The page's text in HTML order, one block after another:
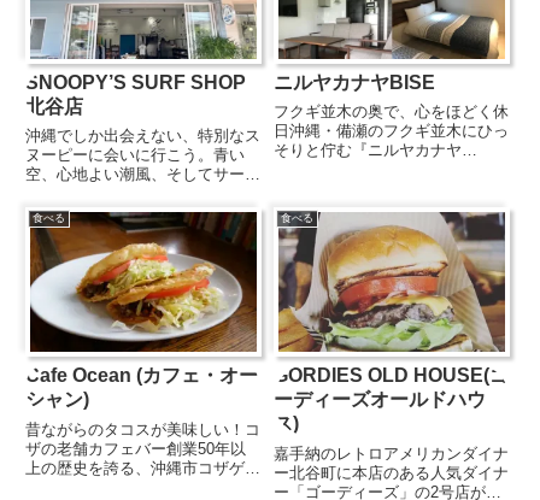
SNOOPY’S SURF SHOP
北谷店
沖縄でしか出会えない、特別なス
ヌーピーに会いに行こう。青い
空、心地よい潮風、そしてサーフ
SNOOPY'S SURF SHOPは、ハ
ワイ・ノースショアの雰囲気をそ
のまま感じられる、PEANUTSフ
ァンにはたまらない特別な...
ニルヤカナヤBISE
フクギ並木の奥で、心をほどく休
日沖縄・備瀬のフクギ並木にひっ
そりと佇む『ニルヤカナヤ
海と伊江島タッチューの美しい景
色が迎えてくれます。オーシャン
ビューの広々とした客室は、キ
ッ...
食べる
Cafe Ocean (カフェ・オー
シャン)
昔ながらのタコスが美味しい！コ
ザの老舗カフェバー創業50年以
上の歴史を誇る、沖縄市コザゲー
食べる
GORDIES OLD HOUSE(ゴ
ーディーズオールドハウ
ス)
嘉手納のレトロアメリカンダイナ
ー北谷町に本店のある人気ダイナ
ー「ゴーディーズ」の2号店が嘉